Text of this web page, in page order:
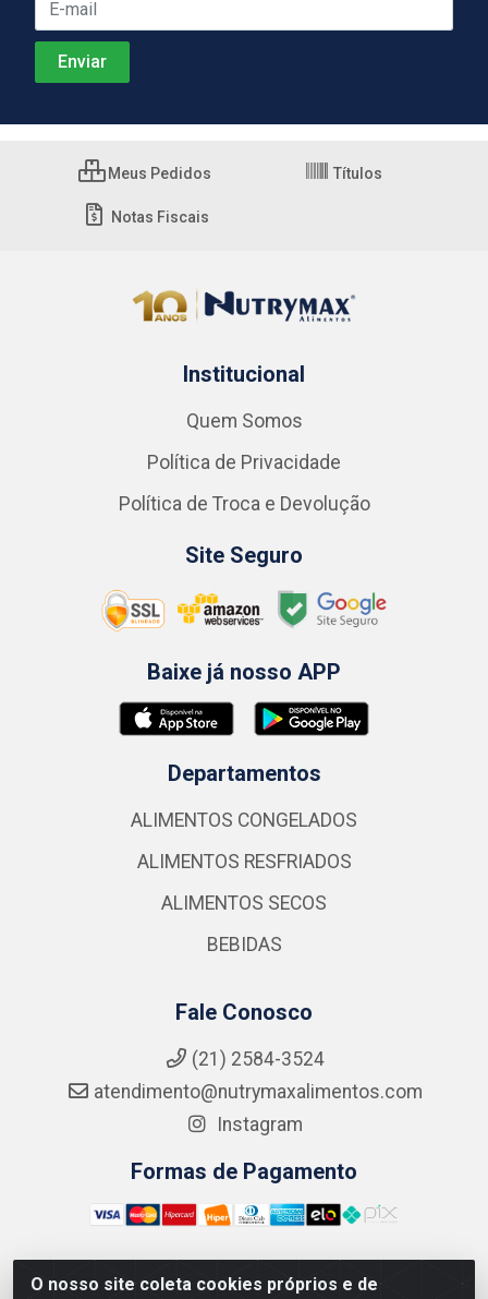
O nosso site coleta cookies próprios e de
Meus Pedidos Títulos
Notas Fiscais
Institucional
Quem Somos
Política de Privacidade
Política de Troca e Devolução
Site Seguro
Baixe já nosso APP
Departamentos
ALIMENTOS CONGELADOS
ALIMENTOS RESFRIADOS
ALIMENTOS SECOS
BEBIDAS
Fale Conosco
(21) 2584-3524
atendimento@nutrymaxalimentos.com
Instagram
Formas de Pagamento